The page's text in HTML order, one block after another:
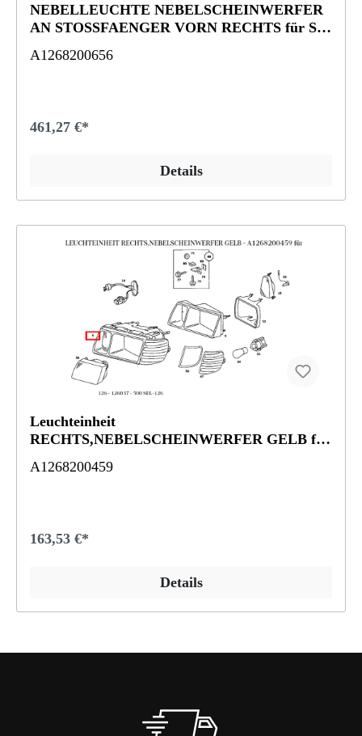
NEBELLEUCHTE NEBELSCHEINWERFER
AN STOSSFAENGER VORN RECHTS für SE-
A1268200656
461,27 €*
Details
Leuchteinheit
RECHTS,NEBELSCHEINWERFER GELB für
A1268200459
163,53 €*
Details